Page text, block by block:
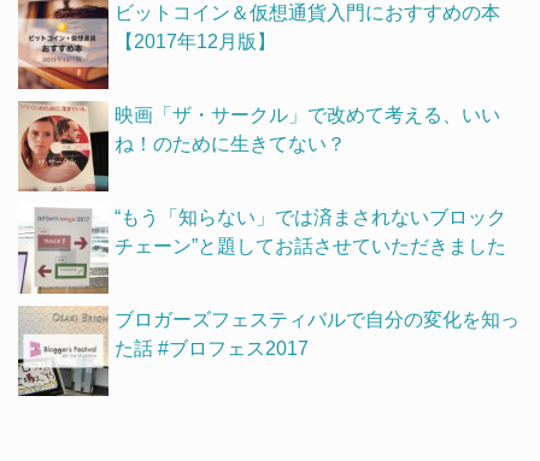
ビットコイン＆仮想通貨入門におすすめの本
【2017年12月版】
映画「ザ・サークル」で改めて考える、いい
ね！のために生きてない？
“もう「知らない」では済まされないブロック
チェーン”と題してお話させていただきました
ブロガーズフェスティバルで自分の変化を知っ
た話 #ブロフェス2017